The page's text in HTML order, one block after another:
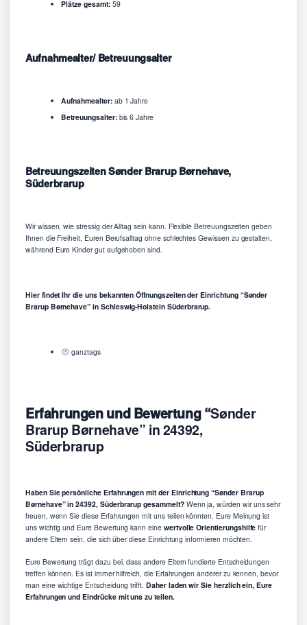
Plätze gesamt:59
Aufnahmealter/ Betreuungsalter
Aufnahmealter:ab 1 Jahre
Betreuungsalter:bis 6 Jahre
Betreuungszeiten Sønder Brarup Børnehave,
Süderbrarup
Wir wissen, wie stressig der Alltag sein kann. Flexible Betreuungszeiten geben
Ihnen die Freiheit, Euren Berufsalltag ohne schlechtes Gewissen zu gestalten,
während Eure Kinder gut aufgehoben sind.
Hier findet Ihr die uns bekannten Öffnungszeiten der Einrichtung “Sønder
Brarup Børnehave” in Schleswig-Holstein Süderbrarup.
ganztags
Erfahrungen und Bewertung “Sønder
Brarup Børnehave” in 24392,
Süderbrarup
Haben Sie persönliche Erfahrungen mit der Einrichtung “Sønder Brarup
Børnehave” in 24392, Süderbrarup gesammelt?Wenn ja, würden wir uns sehr
freuen, wenn Sie diese Erfahrungen mit uns teilen könnten. Eure Meinung ist
uns wichtig und Eure Bewertung kann eine wertvolle Orientierungshilfe für
andere Eltern sein, die sich über diese Einrichtung informieren möchten.
Eure Bewertung trägt dazu bei, dass andere Eltern fundierte Entscheidungen
treffen können. Es ist immer hilfreich, die Erfahrungen anderer zu kennen, bevor
man eine wichtige Entscheidung trifft. Daher laden wir Sie herzlich ein, Eure
Erfahrungen und Eindrücke mit uns zu teilen.